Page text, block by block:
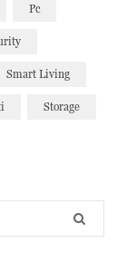
Pc
Smart Living
Storage